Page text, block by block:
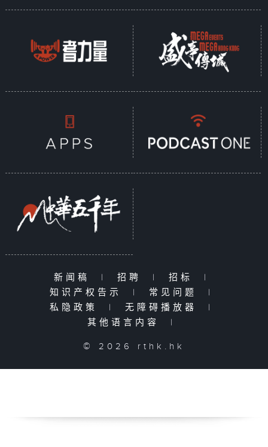
新闻稿 | 招聘 | 招标
|
知识产权告示
| 常见问题
|
私隐政策
| 无障碍播放器
|
其他语言内容
|
© 2026 rthk.hk